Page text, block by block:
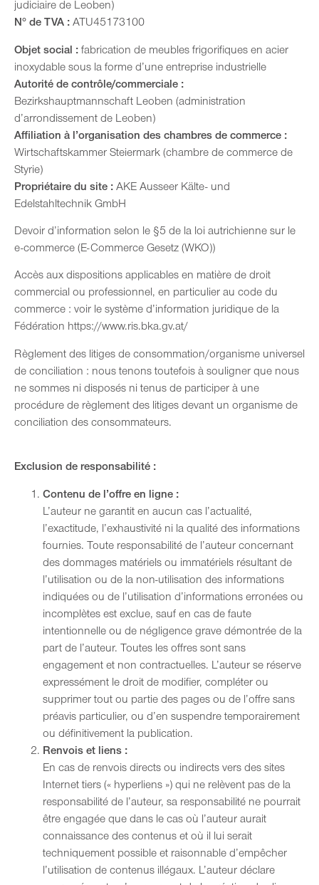
judiciaire de Leoben)
N° de TVA : ATU45173100
Objet social : fabrication de meubles frigorifiques en acier
inoxydable sous la forme d’une entreprise industrielle
Autorité de contrôle/commerciale :
Bezirkshauptmannschaft Leoben (administration
d’arrondissement de Leoben)
Affiliation à l’organisation des chambres de commerce :
Wirtschaftskammer Steiermark (chambre de commerce de
Styrie)
Propriétaire du site : AKE Ausseer Kälte- und
Edelstahltechnik GmbH
Devoir d’information selon le §5 de la loi autrichienne sur le
e-commerce (E-Commerce Gesetz (WKO))
Accès aux dispositions applicables en matière de droit
commercial ou professionnel, en particulier au code du
commerce : voir le système d’information juridique de la
Fédération https://www.ris.bka.gv.at/
Règlement des litiges de consommation/organisme universel
de conciliation : nous tenons toutefois à souligner que nous
ne sommes ni disposés ni tenus de participer à une
procédure de règlement des litiges devant un organisme de
conciliation des consommateurs.
Exclusion de responsabilité :
Contenu de l’offre en ligne :
L’auteur ne garantit en aucun cas l’actualité,
l’exactitude, l’exhaustivité ni la qualité des informations
fournies. Toute responsabilité de l’auteur concernant
des dommages matériels ou immatériels résultant de
l’utilisation ou de la non-utilisation des informations
indiquées ou de l’utilisation d’informations erronées ou
incomplètes est exclue, sauf en cas de faute
intentionnelle ou de négligence grave démontrée de la
part de l’auteur. Toutes les offres sont sans
engagement et non contractuelles. L’auteur se réserve
expressément le droit de modifier, compléter ou
supprimer tout ou partie des pages ou de l’offre sans
préavis particulier, ou d’en suspendre temporairement
ou définitivement la publication.
Renvois et liens :
En cas de renvois directs ou indirects vers des sites
Internet tiers (« hyperliens ») qui ne relèvent pas de la
responsabilité de l’auteur, sa responsabilité ne pourrait
être engagée que dans le cas où l’auteur aurait
connaissance des contenus et où il lui serait
techniquement possible et raisonnable d’empêcher
l’utilisation de contenus illégaux. L’auteur déclare